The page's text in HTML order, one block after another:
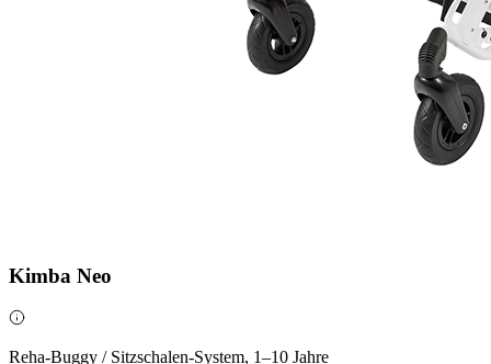
Kimba Neo
Reha-Buggy / Sitzschalen-System, 1–10 Jahre